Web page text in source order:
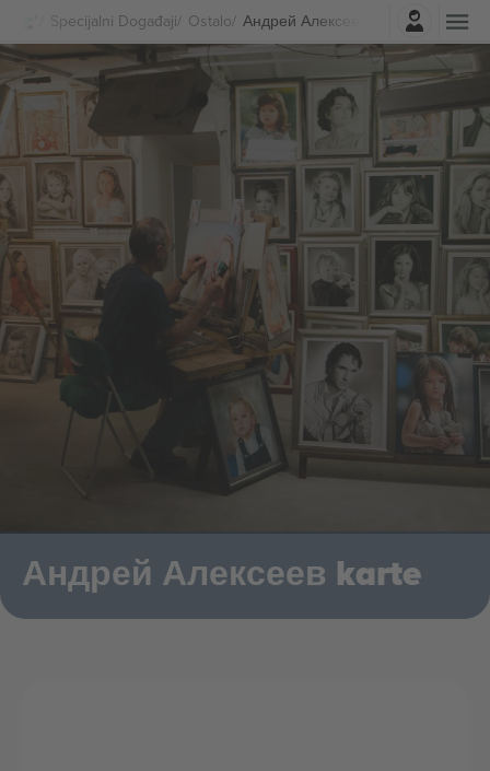
Specijalni Događaji Ostalo Андрей Алексеев Karte
Najavite se
Андрей Алексеев karte